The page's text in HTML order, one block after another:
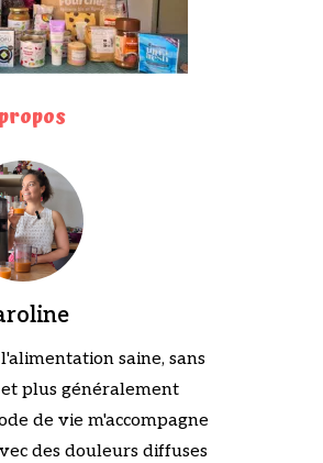
saine, sans
plus généralement
de vie m'accompagne
des douleurs diffuses